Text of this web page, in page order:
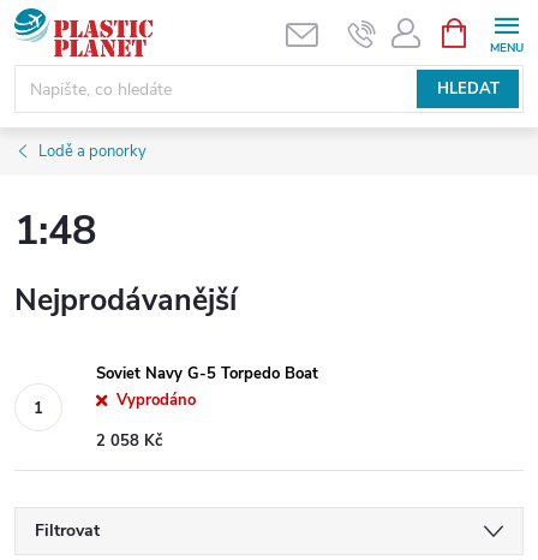
Přejít
na
obsah
HLEDAT
NÁKUPNÍ
KOŠÍK
Lodě a ponorky
1:48
Nejprodávanější
Soviet Navy G-5 Torpedo Boat
Vyprodáno
2 058 Kč
Filtrovat